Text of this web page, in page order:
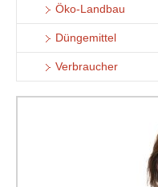
Öko-Landbau
Düngemittel
Verbraucher